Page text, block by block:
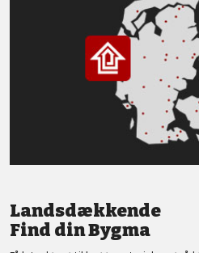
Landsdækkende
Find din Bygma